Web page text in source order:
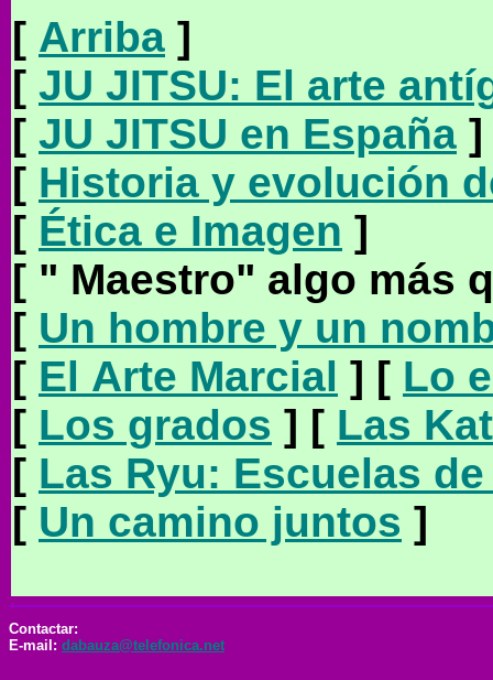
[ Arriba ]
[ JU JITSU: El arte
[ JU JITSU en España ]
[ Historia y evolución
[ Ética e Imagen ]
[ " Maestro" algo más
[ Un hombre y un
[ El Arte Marcial ] [ Lo
[ Los grados ] [ Las
[ Las Ryu: Escuelas
[ Un camino juntos ]
Contactar:
E-mail: dabauza@telefonica.net